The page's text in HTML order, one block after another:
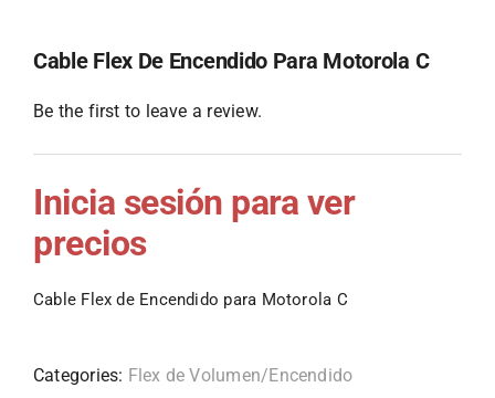
Cable Flex De Encendido Para Motorola C
Be the first to leave a review.
Inicia sesión para ver
precios
Cable Flex de Encendido para Motorola C
Categories: Flex de Volumen/Encendido